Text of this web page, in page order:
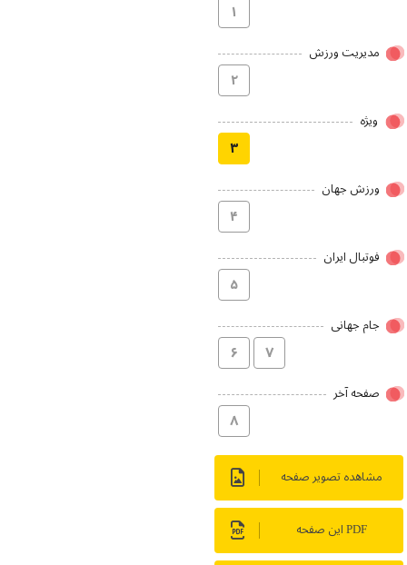
۱
مدیریت ورزش
۲
ویژه
۳
ورزش جهان
۴
فوتبال ایران
۵
جام جهانی
۶ ۷
صفحه آخر
۸
مشاهده تصویر صفحه
PDF این صفحه